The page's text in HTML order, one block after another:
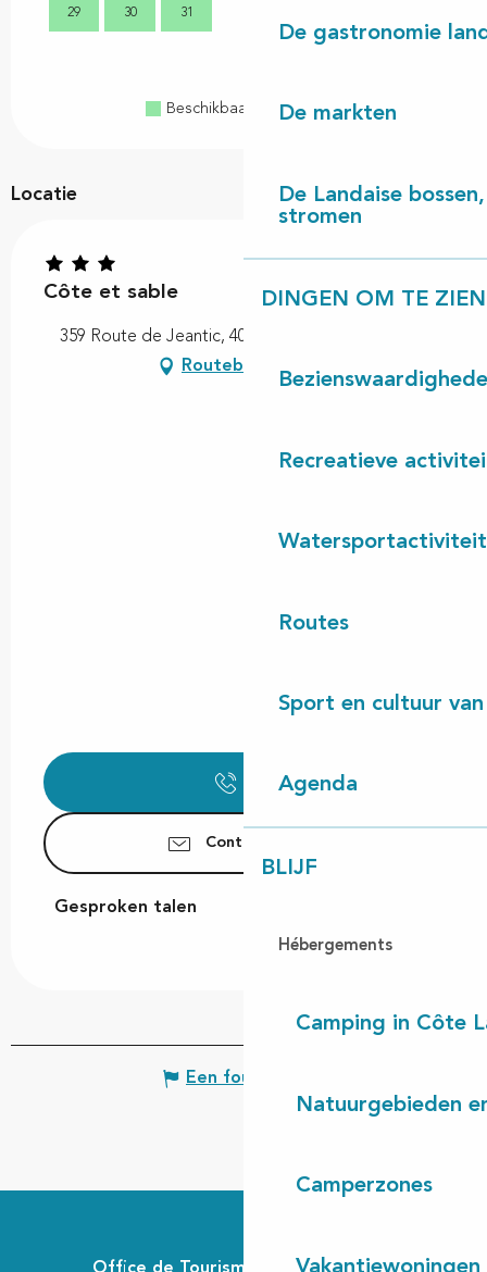
De gastronomie
De markten
De Landaise
stromen
DINGEN OM TE
Recreatieve
Routes
Sport en cultuur
Agenda
BLIJF
Hébergements
Camping in Côte
Natuurgebieden
Camperzones
Vakantiewoningen
29 30 31
Beschikbaar Volzet Gesloten
Locatie
Côte et sable
359 Route de Jeantic, 40170 Saint-Julien-en-Born
Routebeschrijving
Contacteer ons
Gesproken talen
Gesproken talen
Een fout melden